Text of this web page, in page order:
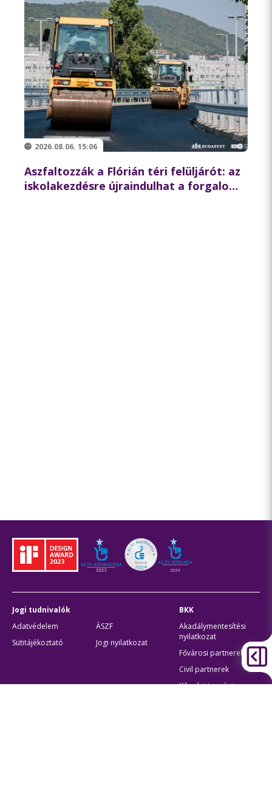
2026.08.06. 15:06
Aszfaltozzák a Flórián téri felüljárót: az
iskolakezdésre újraindulhat a forgalom
Jogi tudnivalók
Adatvédelem
ÁSZF
Sütitájékoztató
Jogi nyilatkozat
BKK
Akadálymentesítési
nyilatkozat
Fővárosi partnerek
Civil partnerek
Kiberbiztonsági